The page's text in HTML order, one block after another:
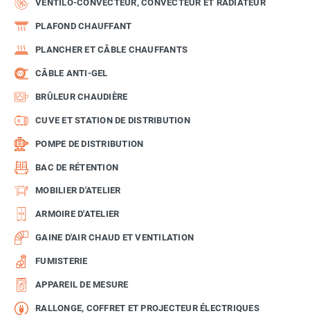
VENTILO-CONVECTEUR, CONVECTEUR ET RADIATEUR
PLAFOND CHAUFFANT
PLANCHER ET CÂBLE CHAUFFANTS
CÂBLE ANTI-GEL
BRÛLEUR CHAUDIÈRE
CUVE ET STATION DE DISTRIBUTION
POMPE DE DISTRIBUTION
BAC DE RÉTENTION
MOBILIER D'ATELIER
ARMOIRE D'ATELIER
GAINE D'AIR CHAUD ET VENTILATION
FUMISTERIE
APPAREIL DE MESURE
RALLONGE, COFFRET ET PROJECTEUR ÉLECTRIQUES